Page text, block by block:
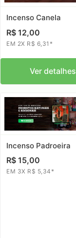
Incenso Canela
R$ 12,00
EM 2X R$ 6,31*
Ver detalhes
Incenso Padroeira
R$ 15,00
EM 3X R$ 5,34*